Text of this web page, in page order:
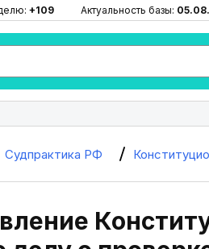
+109 Актуальность базы:
Судпрактика РФ